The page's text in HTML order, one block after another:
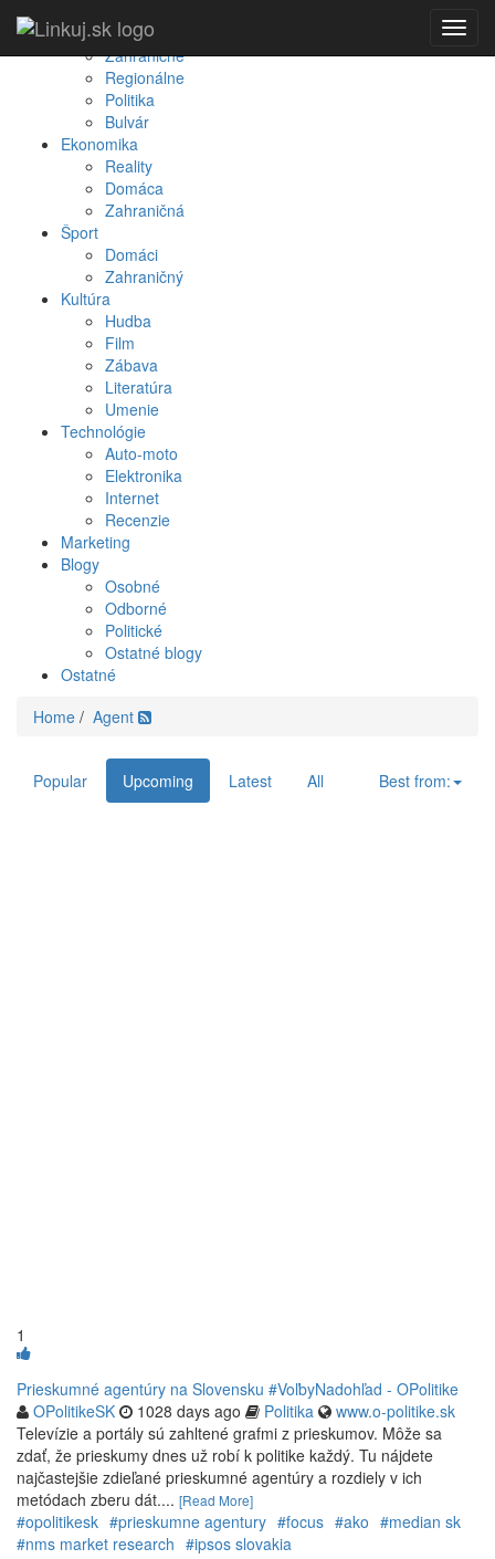
Domáce
Zahraničné
Regionálne
Politika
Bulvár
Ekonomika
Reality
Domáca
Zahraničná
Šport
Domáci
Zahraničný
Kultúra
Hudba
Film
Zábava
Literatúra
Umenie
Technológie
Auto-moto
Elektronika
Internet
Recenzie
Marketing
Blogy
Osobné
Odborné
Politické
Ostatné blogy
Ostatné
Home / Agent
Popular Upcoming Latest All Best from:
1
Prieskumné agentúry na Slovensku #VoľbyNadohľad - OPolitike
OPolitikeSK
1028 days ago Politika
www.o-politike.sk
Televízie a portály sú zahltené grafmi z prieskumov. Môže sa
zdať, že prieskumy dnes už robí k politike každý. Tu nájdete
najčastejšie zdieľané prieskumné agentúry a rozdiely v ich
metódach zberu dát.... [Read More]
#opolitikesk #prieskumne agentury #focus #ako #median sk
#nms market research #ipsos slovakia